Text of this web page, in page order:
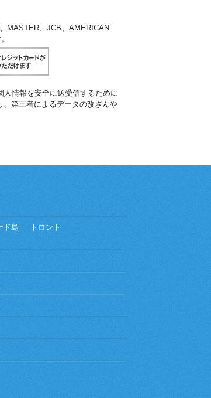
MASTER、JCB、AMERICAN
人情報を安全に送受信するために
、第三者によるデータの改ざんや
ド島
トロント